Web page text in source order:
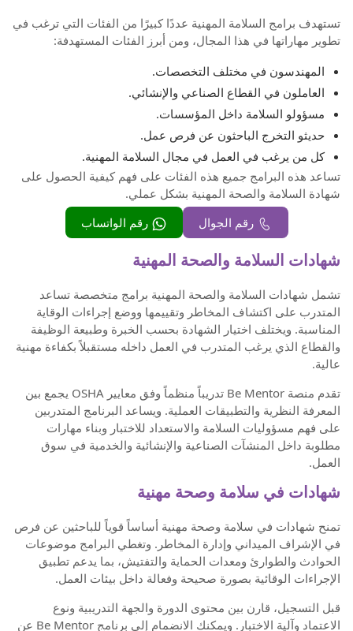
تستهدف برامج السلامة المهنية عددًا كبيرًا من الفئات التي ترغب في
تطوير مهاراتها في هذا المجال، ومن أبرز الفئات المستهدفة:
المهندسون في مختلف التخصصات.
العاملون في القطاع الصناعي والإنشائي.
مسؤولو السلامة داخل المؤسسات.
حديثو التخرج الباحثون عن فرص عمل.
كل من يرغب في العمل في مجال السلامة المهنية.
تساعد هذه البرامج جميع هذه الفئات على فهم كيفية الحصول على
شهادة السلامة والصحة المهنية بشكل عملي.
رقم الجوال
رقم الواتساب
شهادات السلامة والصحة المهنية
تشمل شهادات السلامة والصحة المهنية برامج متخصصة تساعد
المتدرب على اكتشاف المخاطر وتقييمها ووضع إجراءات الوقاية
المناسبة. ويختلف اختيار الشهادة بحسب الخبرة وطبيعة الوظيفة
والقطاع الذي يرغب المتدرب في العمل داخله مستقبلاً بكفاءة مهنية
عالية.
تقدم منصة Be Mentor تدريباً منظماً وفق معايير OSHA يجمع بين
المعرفة النظرية والتطبيقات العملية. ويساعد البرنامج المتدربين
على فهم مسؤوليات السلامة والاستعداد للاختبار وبناء مهارات
مطلوبة داخل المنشآت الصناعية والإنشائية والخدمية في سوق
العمل.
شهادات في سلامة وصحة مهنية
تمنح شهادات في سلامة وصحة مهنية أساساً قوياً للباحثين عن فرص
في الإشراف الميداني وإدارة المخاطر. وتغطي البرامج موضوعات
الحوادث والطوارئ ومعدات الحماية والتفتيش، بما يدعم تطبيق
الإجراءات الوقائية بصورة صحيحة وفعالة داخل بيئات العمل.
قبل التسجيل، قارن بين محتوى الدورة والجهة التدريبية ونوع
الاعتماد وآلية الاختبار. ويمكنك الانضمام إلى برنامج Be Mentor عن